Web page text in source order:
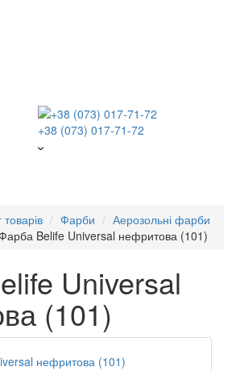
+38 (073) 017-71-72
товарів Фарби
Аерозольні фарби
Belife Universal нефритова (101)
Universal
(101)